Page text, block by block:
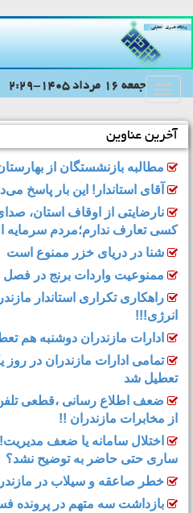
Toggle
جمعه 16 مرداد 1405-2:29
آخرین عناوین
مطالبه بازنشستگان از بهارستان
آقای استاندار! این بار پاسخ
نارضایتی از اوقاف استان، صدای
کسی تعارف ندارم؛مردم سرمایه
شنا در دریای خزر ممنوع است
ممنوعیت واردات برنج در فصل
راهکاری تکراری استاندار
انرژی!!!
ادارات مازندران دوشنبه هم
تمامی ادارات مازندران در روز
تعطیل شد
ضعف اطلاع رسانی ،قطعی تلفن و
از مخابرات مازندران !!
اختلال سامانه یا ضعف
ساری حتی حاضر به توضیح نشد؟
خطر صاعقه و سیلاب در مازندران
بازداشت سه متهم در پرونده